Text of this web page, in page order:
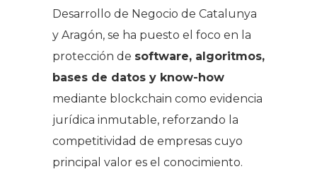
Desarrollo de Negocio de Catalunya
y Aragón, se ha puesto el foco en la
protección de software, algoritmos,
bases de datos y know-how
mediante blockchain como evidencia
jurídica inmutable, reforzando la
competitividad de empresas cuyo
principal valor es el conocimiento.